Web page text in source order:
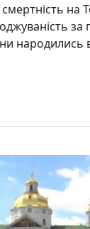
на
за
народились